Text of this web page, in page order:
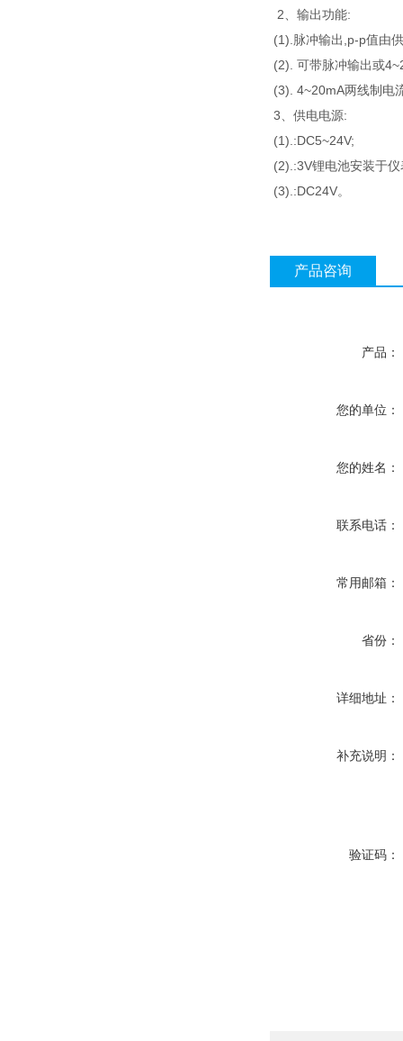
2、输出功能:
(1).脉冲输出,p-p值由
(2). 可带脉冲输出或
(3). 4~20mA两线制电
3、供电电源:
(1).:DC5~24V;
(2).:3V锂电池安装于
(3).:DC24V。
产品咨询
产品：
您的单位：
您的姓名：
联系电话：
常用邮箱：
省份：
详细地址：
补充说明：
验证码：